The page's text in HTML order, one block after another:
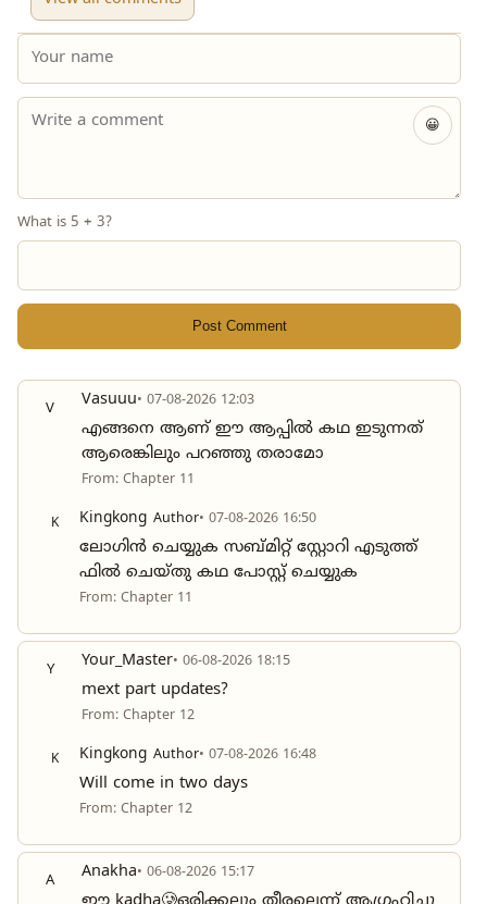
😀
What is 5 + 3?
Post Comment
V Vasuuu• 07-08-2026 12:03
എങ്ങനെ ആണ് ഈ ആപ്പിൽ കഥ ഇടുന്നത്
ആരെങ്കിലും പറഞ്ഞു തരാമോ
From: Chapter 11
K Kingkong Author• 07-08-2026 16:50
ലോഗിൻ ചെയ്യുക സബ്‌മിറ്റ് സ്റ്റോറി എടുത്ത്
ഫിൽ ചെയ്തു കഥ പോസ്റ്റ്‌ ചെയ്യുക
From: Chapter 11
Y Your_Master• 06-08-2026 18:15
mext part updates?
From: Chapter 12
K Kingkong Author• 07-08-2026 16:48
Will come in two days
From: Chapter 12
A Anakha• 06-08-2026 15:17